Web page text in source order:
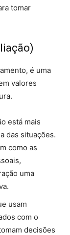
tomar
é uma
valores
está mais
das situações.
como as
uma
usam
com o
decisões